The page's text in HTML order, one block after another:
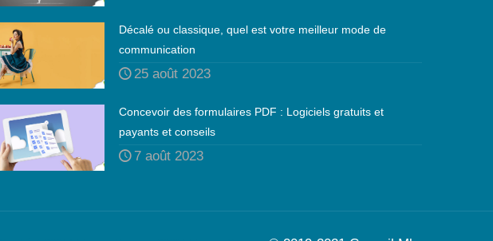
Décalé ou classique, quel est votre meilleur mode de
communication
25 août 2023
Concevoir des formulaires PDF : Logiciels gratuits et
payants et conseils
7 août 2023